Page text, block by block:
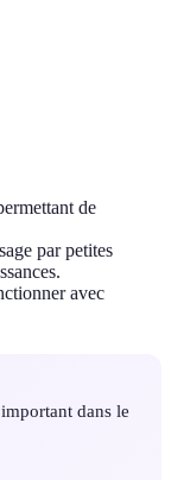
de
par petites
avec
dans le